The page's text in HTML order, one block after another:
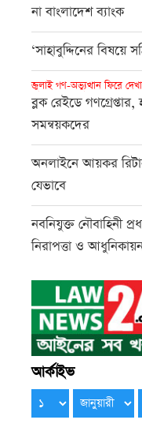
না বাংলাদেশ ব্যাংক
‘সাহাবুদ্দিনের বিষয়ে
জুলাই গণ-অভ্যুত্থান ফিরে দেখা
ব্লক রেইডে
সমন্বয়কদের
অনলাইনে আয়কর
যেভাবে
নবনিযুক্ত নৌবাহিনী
নিরাপত্তা ও
আর্কাইভ